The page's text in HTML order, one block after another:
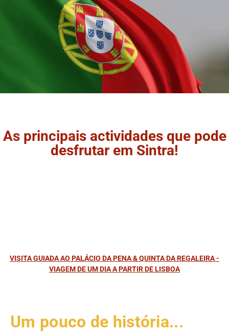
As principais actividades que pode
desfrutar em Sintra!
VISITA GUIADA AO PALÁCIO DA PENA & QUINTA DA REGALEIRA -
VIAGEM DE UM DIA A PARTIR DE LISBOA
Um pouco de história...